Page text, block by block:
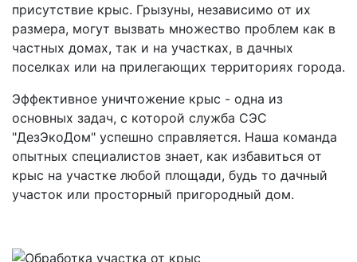
присутствие крыс. Грызуны, независимо от их
размера, могут вызвать множество проблем как в
частных домах, так и на участках, в дачных
поселках или на прилегающих территориях города.
Эффективное уничтожение крыс - одна из
основных задач, с которой служба СЭС
"ДезЭкоДом" успешно справляется. Наша команда
опытных специалистов знает, как избавиться от
крыс на участке любой площади, будь то дачный
участок или просторный пригородный дом.